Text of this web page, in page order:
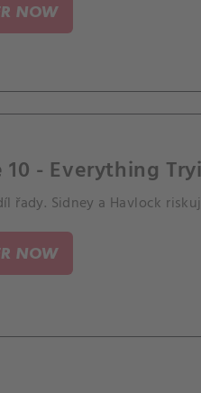
NOW
10 - Everything
řady. Sidney a Havlock
NOW